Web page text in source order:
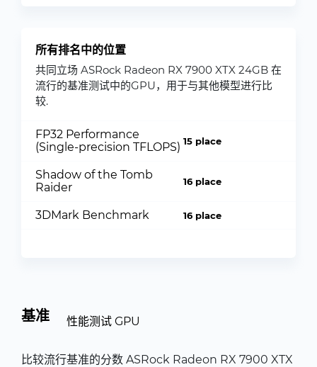
所有排名中的位置
共同立场 ASRock Radeon RX 7900 XTX 24GB 在
流行的基准测试中的GPU，用于与其他模型进行比
较.
FP32 Performance
(Single-precision TFLOPS) 15 place
Shadow of the Tomb
Raider
16 place
3DMark Benchmark 16 place
基准 性能测试 GPU
比较流行基准的分数 ASRock Radeon RX 7900 XTX